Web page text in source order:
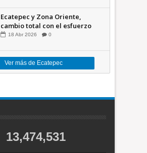
Ecatepec y Zona Oriente,
cambio total con el esfuerzo
conjunto: Azucena; retiran 21
18 Abr 2026 0
Ver más de Ecatepec
13,474,531